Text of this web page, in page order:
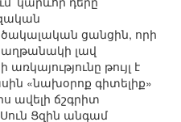
ցանցին, որի
լավ
թույլ է
«նախօրոք գիտելիք»
ավելի ճշգրիտ
Ցզին անգամ